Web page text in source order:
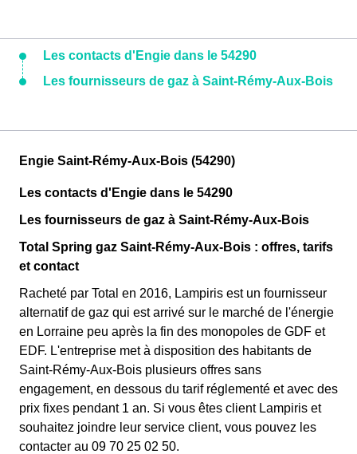
Les contacts d'Engie dans le 54290
Les fournisseurs de gaz à Saint-Rémy-Aux-Bois
Engie Saint-Rémy-Aux-Bois (54290)
Les contacts d'Engie dans le 54290
Les fournisseurs de gaz à Saint-Rémy-Aux-Bois
Total Spring gaz Saint-Rémy-Aux-Bois : offres, tarifs
et contact
Racheté par Total en 2016, Lampiris est un fournisseur
alternatif de gaz qui est arrivé sur le marché de l'énergie
en Lorraine peu après la fin des monopoles de GDF et
EDF. L'entreprise met à disposition des habitants de
Saint-Rémy-Aux-Bois plusieurs offres sans
engagement, en dessous du tarif réglementé et avec des
prix fixes pendant 1 an. Si vous êtes client Lampiris et
souhaitez joindre leur service client, vous pouvez les
contacter au 09 70 25 02 50.